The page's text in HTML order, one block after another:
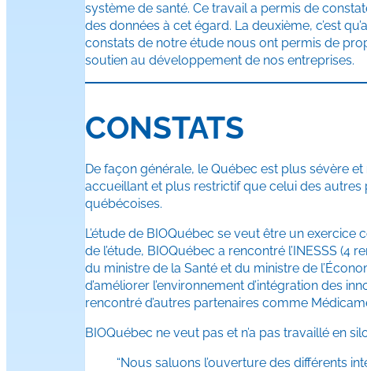
système de santé. Ce travail a permis de
des données à cet égard. La deuxième, c’est
constats de notre étude nous ont permis de
soutien au développement de nos entreprises.
CONSTATS
De façon générale, le Québec est plus sévère
accueillant et plus restrictif que celui des
québécoises.
L’étude de BIOQuébec se veut être un
de l’étude, BIOQuébec a rencontré l’INESSS (4
du ministre de la Santé et du ministre de
d’améliorer l’environnement d’intégration des
rencontré d’autres partenaires comme
BIOQuébec ne veut pas et n’a pas travaillé en
“Nous saluons l’ouverture des différents